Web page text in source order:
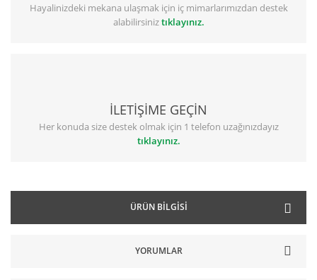
Hayalinizdeki mekana ulaşmak için iç mimarlarımızdan destek
alabilirsiniztıklayınız.
İLETİŞİME GEÇİN
Her konuda size destek olmak için 1 telefon uzağınızdayız
tıklayınız.
ÜRÜN BILGISI
YORUMLAR